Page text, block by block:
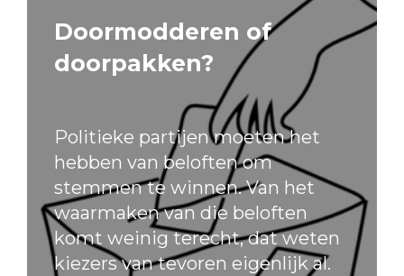
Doormodderen of
doorpakken?
Politieke partijen moeten het
hebben van beloften om
stemmen te winnen. Van het
waarmaken van die beloften
komt weinig terecht, dat weten
kiezers van tevoren eigenlijk al.